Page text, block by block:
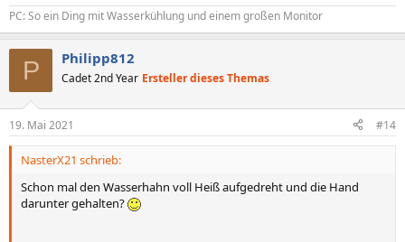
PC: So ein Ding mit Wasserkühlung und einem großen Monitor
P Philipp812
Cadet 2nd Year Ersteller dieses Themas
19. Mai 2021 #14
NasterX21 schrieb:
Schon mal den Wasserhahn voll Heiß aufgedreht und die Hand
darunter gehalten?